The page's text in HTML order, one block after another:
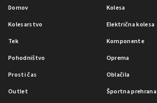
Domov
Kolesarstvo
Tek
Pohodništvo
Prosti čas
Outlet
Kolesa
Električna kolesa
Komponente
Oprema
Oblačila
Športna prehrana